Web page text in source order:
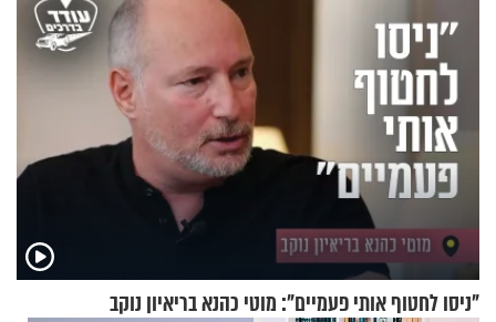
"ניסו לחטוף אותי פעמיים": מוטי כהנא בריאיון נוקב